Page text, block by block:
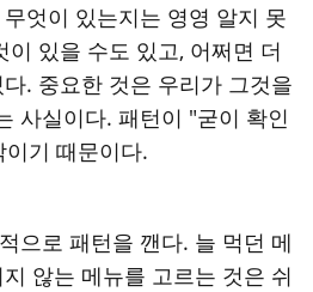
엇이 있는지는 영영 알지 못
있을 수도 있고, 어쩌면 더
. 중요한 것은 우리가 그것을
사실이다. 패턴이 "굳이 확인
기 때문이다.
으로 패턴을 깬다. 늘 먹던 메
않는 메뉴를 고르는 것은 쉬